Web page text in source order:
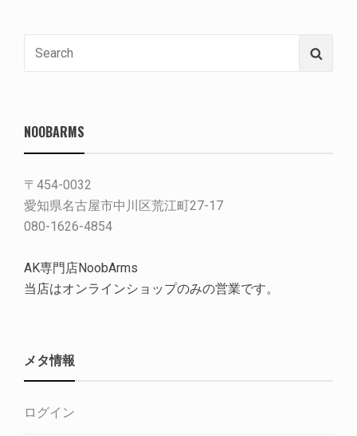
NOOBARMS
〒454-0032
愛知県名古屋市中川区荒江町27-17
080-1626-4854
AK専門店NoobArms
当店はオンラインショップのみの営業です。
メタ情報
ログイン